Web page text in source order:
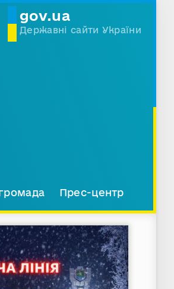
gov.ua
Державні сайти України
Прес-центр